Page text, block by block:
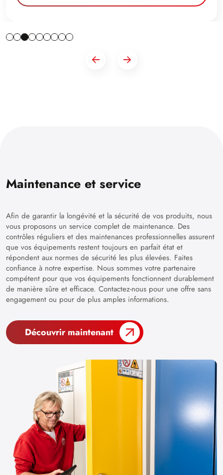
Maintenance et service
Afin de garantir la longévité et la sécurité de vos produits, nous
vous proposons un service complet de maintenance. Des
contrôles réguliers et des maintenances professionnelles assurent
que vos équipements restent toujours en parfait état et
répondent aux normes de sécurité les plus élevées. Faites
confiance à notre expertise. Nous sommes votre partenaire
compétent pour que vos équipements fonctionnent durablement
de manière sûre et efficace. Contactez-nous pour une offre sans
engagement ou pour de plus amples informations.
Découvrir maintenant